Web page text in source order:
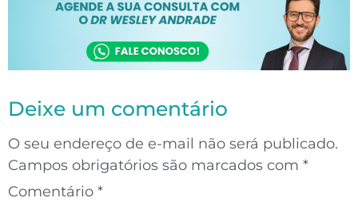
Deixe um comentário
O seu endereço de e-mail não será publicado.
Campos obrigatórios são marcados com *
Comentário *